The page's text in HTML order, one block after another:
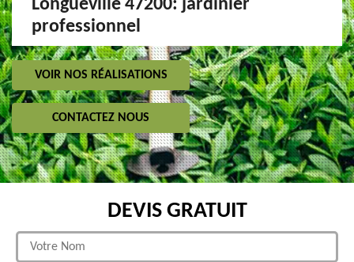
Longueville 47200: jardinier
professionnel
VOIR NOS RÉALISATIONS
CONTACTEZ NOUS
DEVIS GRATUIT